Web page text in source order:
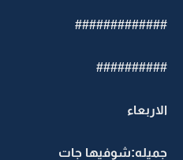
#############
##########
الاربعاء
جميله:شوفيها جات